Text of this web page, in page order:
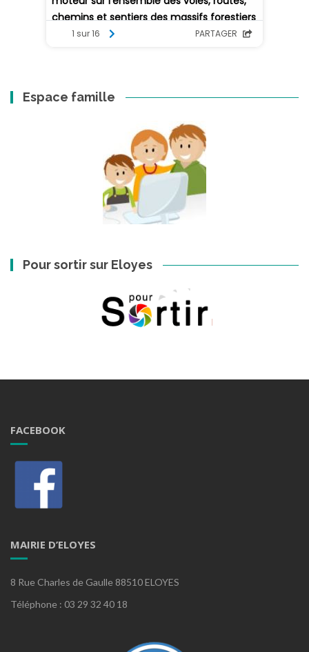
Espace famille
Pour sortir sur Eloyes
FACEBOOK
MAIRIE D’ELOYES
8 Rue Charles de Gaulle 88510 ELOYES
Téléphone : 03 29 32 40 18